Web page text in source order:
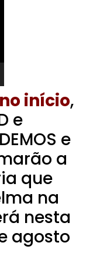
início,
e
e
a
que
na
nesta
agosto